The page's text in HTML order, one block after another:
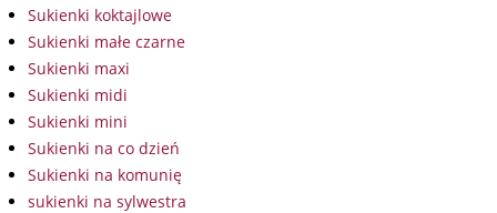
Sukienki koktajlowe
Sukienki małe czarne
Sukienki maxi
Sukienki midi
Sukienki mini
Sukienki na co dzień
Sukienki na komunię
sukienki na sylwestra